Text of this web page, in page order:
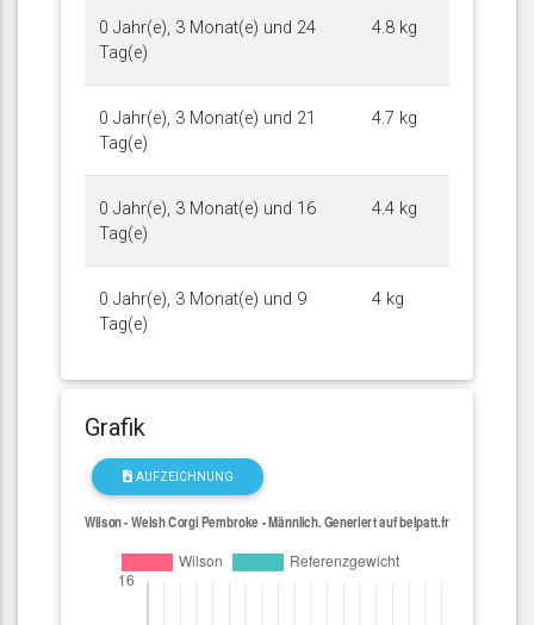
0 Jahr(e), 3 Monat(e) und 24
Tag(e)
4.8 kg
0 Jahr(e), 3 Monat(e) und 21
Tag(e)
4.7 kg
0 Jahr(e), 3 Monat(e) und 16
Tag(e)
4.4 kg
0 Jahr(e), 3 Monat(e) und 9
Tag(e)
4 kg
Grafik
AUFZEICHNUNG